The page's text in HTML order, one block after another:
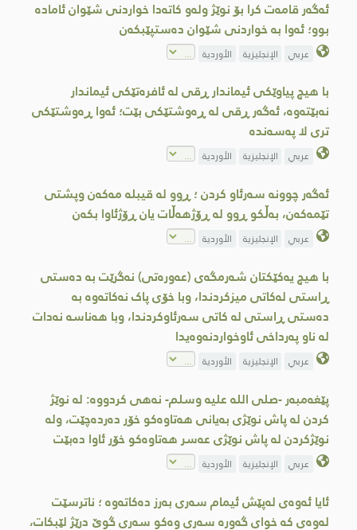
ئەگەر قامەت کرا بۆ نوێژ ولەو کاتەدا خواردنی شێوان ئامادە
بوو؛ ئەوا بە خواردنی شێوان دەستپێبکەن
عربي الإنجليزية الأوردية
با هیچ پیاوێکی ئیماندار ڕقی لە ئافرەتێکی ئیماندار
نەبێتەوە، ئەگەر ڕقی لە ڕەوشتێکی بێت؛ ئەوا ڕەوشتێکی
تری لا پەسەندە
عربي الإنجليزية الأوردية
ئەگەر چوونە سەرئاو كردن ؛ ڕوو لە قیبلە مەكەن وپشتی
تێمەكەن، بەڵکو ڕوو لە ڕۆژھەڵات یان ڕۆژئاوا بکەن
عربي الإنجليزية الأوردية
با هیچ یەکێکتان شەرمگەی (عەورەتی) نەگرێت بە دەستی
ڕاستی لەکاتی میزکردندا، وبا خۆی پاک نەکاتەوە بە
دەستی ڕاستی لە کاتی سەرئاوکردندا، وبا هەناسە نەدات
لە ناو پەرداخی ئاوخواردنەوەیدا
عربي الإنجليزية الأوردية
پێغەمبەر -صلى اللە علیە وسلم- نەهی کردووە: لە نوێژ
کردن لە پاش نوێژی بەیانی هەتاوەکو خۆر دەردەچێت، ولە
نوێژکردن لە پاش نوێژی عەسر هەتاوەکو خۆر ئاوا دەبێت
عربي الإنجليزية الأوردية
ئایا ئەوەی لەپێش ئیمام سەری بەرز دەکاتەوە ؛ ناترسێت
لەوەی کە خوای گەورە سەری وەکو سەری گوێ درێژ لێبكات،